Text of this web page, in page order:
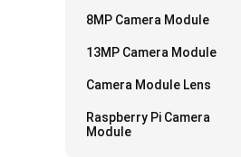
8MP Camera Module
13MP Camera Module
Camera Module Lens
Raspberry Pi Camera
Module